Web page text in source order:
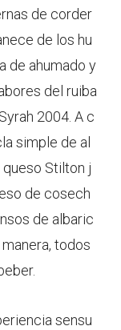
de corder
de los hu
de ahumado y
del ruiba
2004. A c
simple de al
Stilton j
de cosech
de albaric
todos
sensu